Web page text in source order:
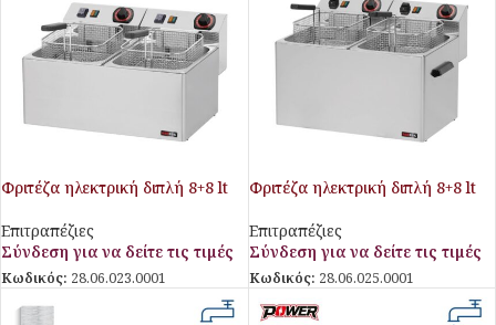
Φριτέζα ηλεκτρική διπλή 8+8 lt
Επιτραπέζιες
Σύνδεση για να δείτε τις τιμές
Κωδικός: 28.06.023.0001
Φριτέζα ηλεκτρική διπλή 8+8 lt
Επιτραπέζιες
Σύνδεση για να δείτε τις τιμές
Κωδικός: 28.06.025.0001